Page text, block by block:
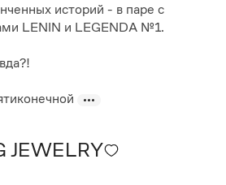
историй - в паре с
LENIN и LEGENDA №1.
JEWELRY